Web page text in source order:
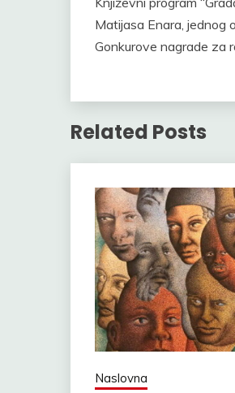
Matijasa Enara, jednog
Gonkurove nagrade za
Related Posts
Naslovna